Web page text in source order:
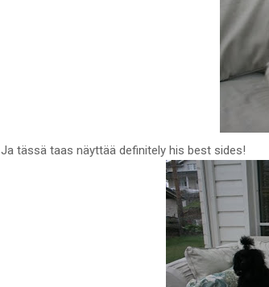
Ja tässä taas näyttää definitely his best sides!